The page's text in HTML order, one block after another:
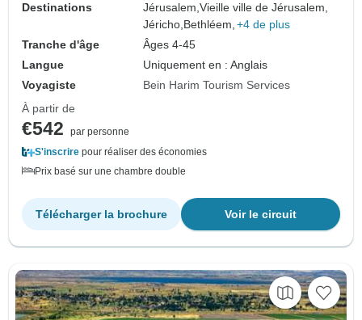
Destinations
Jérusalem,Vieille ville de Jérusalem,
Jéricho, Bethléem, +4 de plus
Tranche d'âge
Âges 4-45
Langue
Uniquement en : Anglais
Voyagiste
Bein Harim Tourism Services
À partir de
€542
par personne
S'inscrire pour réaliser des économies
Prix basé sur une chambre double
Voir le circuit
Télécharger la brochure